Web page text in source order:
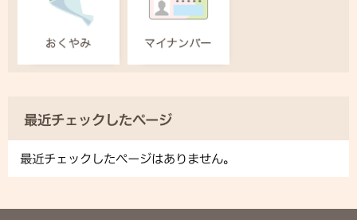
最近チェックしたページ
最近チェックしたページはありません。